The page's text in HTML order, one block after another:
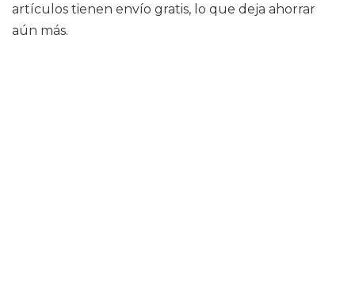
artículos tienen envío gratis, lo que deja ahorrar
aún más.